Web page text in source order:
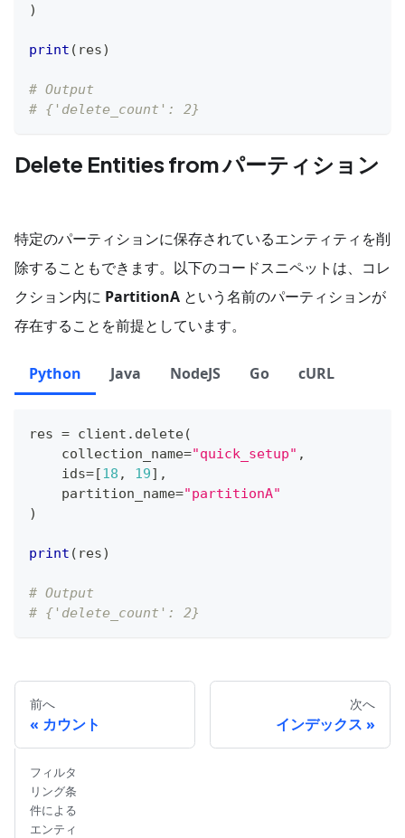
)
print ( res)
# Output
# {'delete_count': 2}
Delete Entities from パーティション
特定のパーティションに保存されているエンティティを削
除することもできます。以下のコードスニペットは、コレ
クション内に PartitionA という名前のパーティションが
存在することを前提としています。
Python Java NodeJS Go cURL
res = client . delete(
    collection_name
="quick_setup" ,
    ids
=[18 , 19] ,
    partition_name
="partitionA"
)
print ( res)
# Output
# {'delete_count': 2}
前へ
カウント
次へ
インデックス
フィルタ
リング条
件による
エンティ